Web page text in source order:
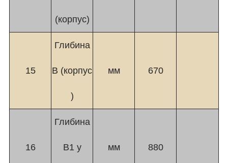
(корпус)
15
Глибина
B (корпус
)
мм 670
16
Глибина
B1 у мм 880